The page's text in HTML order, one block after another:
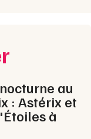
au
: Astérix et
à